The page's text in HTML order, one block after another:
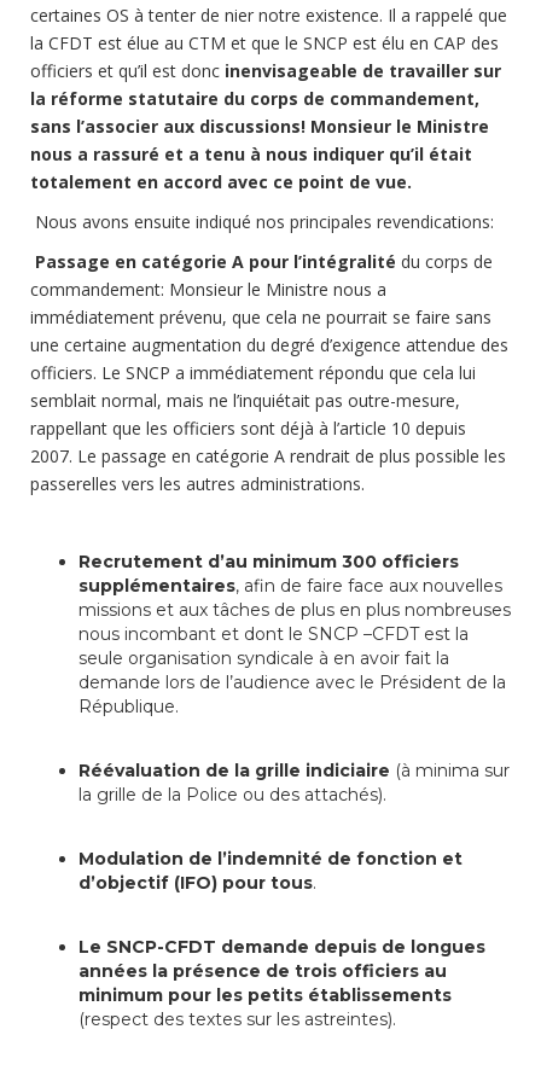
certaines OS à tenter de nier notre existence. Il a rappelé que
la CFDT est élue au CTM et que le SNCP est élu en CAP des
officiers et qu’il est donc inenvisageable de travailler sur
la réforme statutaire du corps de commandement,
sans l’associer aux discussions! Monsieur le Ministre
nous a rassuré et a tenu à nous indiquer qu’il était
totalement en accord avec ce point de vue.
Nous avons ensuite indiqué nos principales revendications:
Passage en catégorie A pour l’intégralité du corps de
commandement: Monsieur le Ministre nous a
immédiatement prévenu, que cela ne pourrait se faire sans
une certaine augmentation du degré d’exigence attendue des
officiers. Le SNCP a immédiatement répondu que cela lui
semblait normal, mais ne l’inquiétait pas outre-mesure,
rappellant que les officiers sont déjà à l’article 10 depuis
2007. Le passage en catégorie A rendrait de plus possible les
passerelles vers les autres administrations.
Recrutement d’au minimum 300 officiers
supplémentaires, afin de faire face aux nouvelles
missions et aux tâches de plus en plus nombreuses
nous incombant et dont le SNCP –CFDT est la
seule organisation syndicale à en avoir fait la
demande lors de l’audience avec le Président de la
République.
Réévaluation de la grille indiciaire (à minima sur
la grille de la Police ou des attachés).
Modulation de l’indemnité de fonction et
d’objectif (IFO) pour tous.
Le SNCP-CFDT demande depuis de longues
années la présence de trois officiers au
minimum pour les petits établissements
(respect des textes sur les astreintes).